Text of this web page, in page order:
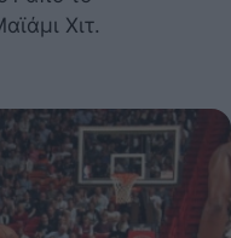
Χιτ.